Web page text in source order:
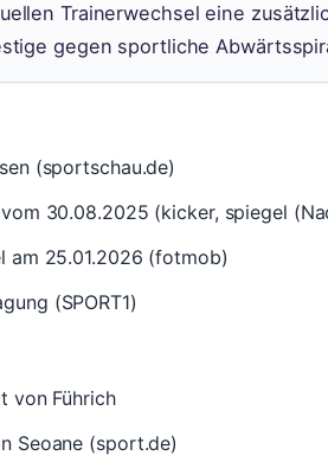
Trainerwechsel eine
gegen sportliche
(sportschau.de)
30.08.2025 (kicker, spiegel
am 25.01.2026 (fotmob)
(SPORT1)
von Führich
Seoane (sport.de)